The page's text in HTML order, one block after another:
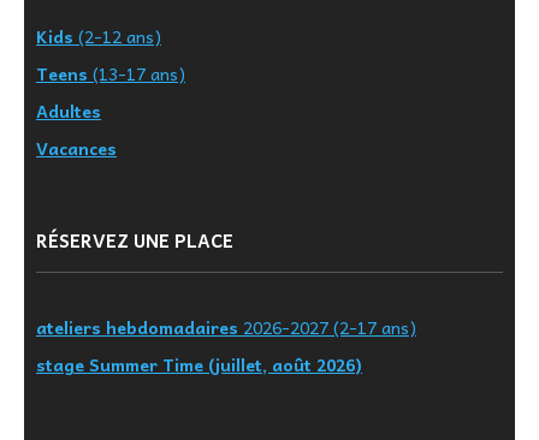
Kids (2-12 ans)
Teens (13-17 ans)
Adultes
Vacances
RÉSERVEZ UNE PLACE
ateliers hebdomadaires 2026-2027 (2-17 ans)
stage Summer Time (juillet, août 2026)